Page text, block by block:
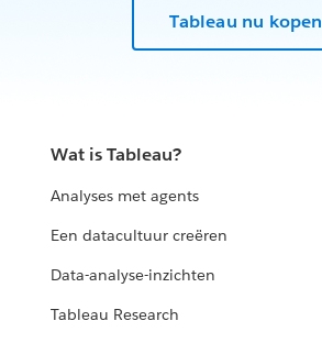
Tableau nu kopen
Wat is Tableau?
Analyses met agents
Een datacultuur creëren
Data-analyse-inzichten
Tableau Research